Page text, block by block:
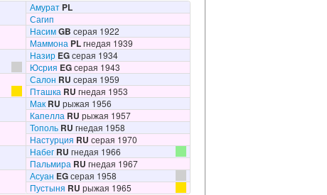
Амурат PL
Сагип
НасимGB серая 1922
Маммона PLгнедая 1939
Назир EGсерая 1934
Юсрия EGсерая 1943
Салон RU серая 1959
Пташка RU гнедая 1953
Мак RU рыжая 1956
Капелла RU рыжая 1957
Тополь RU гнедая 1958
Настурция RU серая 1970
Набег RU гнедая 1966
Пальмира RU гнедая 1967
Асуан EGсерая 1958
Пустыня RU рыжая 1965